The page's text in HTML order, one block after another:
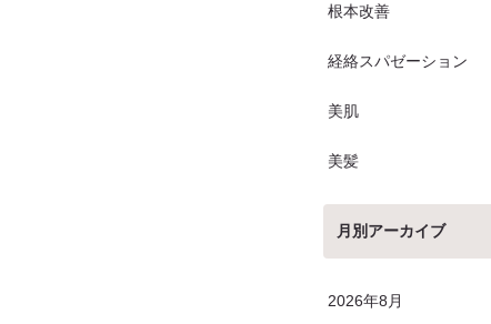
根本改善
経絡スパゼーション
美肌
美髪
月別アーカイブ
2026年8月